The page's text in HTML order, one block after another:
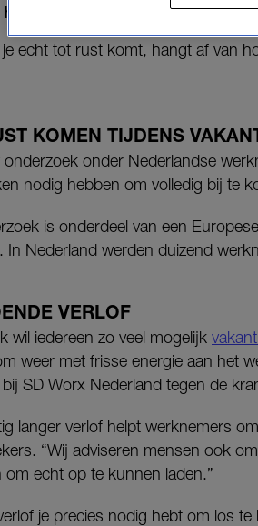
hoeveel dagen kom je eigenlijk
echt tot rust komt, hangt af van
KOMEN TIJDENS
onderzoek onder Nederlandse
nodig hebben om volledig bij te
is onderdeel van een
In Nederland werden duizend
VERLOF
wil iedereen zo veel mogelijk
weer met frisse energie aan het
SD Worx Nederland tegen de
langer verlof helpt werknemers
“Wij adviseren mensen ook
om echt op te kunnen laden.”
je precies nodig hebt om los